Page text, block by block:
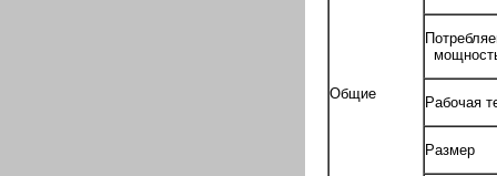
Общие
Рабочая
Размер